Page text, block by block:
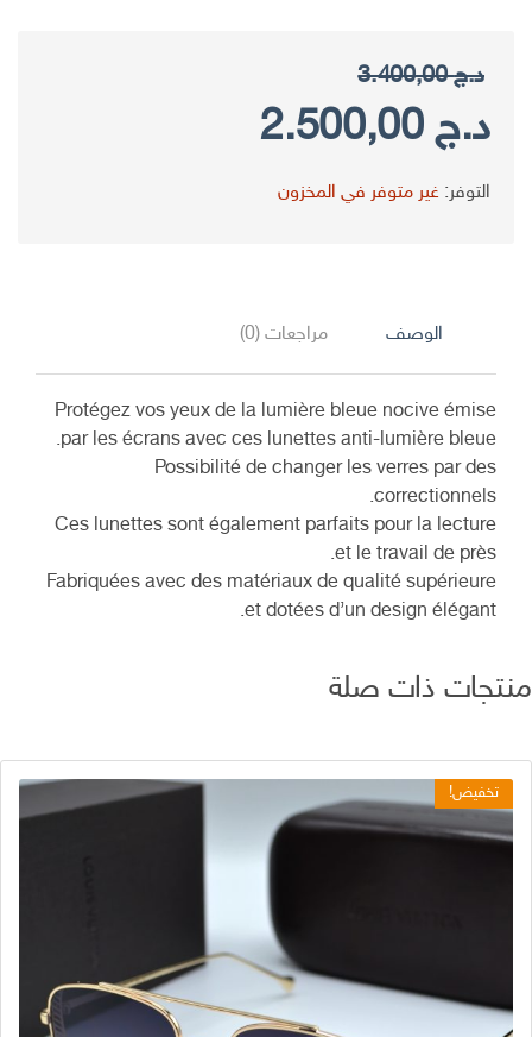
د.ج3.400,00
السعر
الأصلي
د.ج2.500,00
السعر
الحالي
د.ج 2.500,00.
التوفر:غير متوفر في المخزون
الوصف مراجعات (0)
Protégez vos yeux de la lumière bleue nocive émise
par les écrans avec ces lunettes anti-lumière bleue.
Possibilité de changer les verres par des
correctionnels.
Ces lunettes sont également parfaits pour la lecture
et le travail de près.
Fabriquées avec des matériaux de qualité supérieure
et dotées d’un design élégant.
ذات صلة
تخفيض!